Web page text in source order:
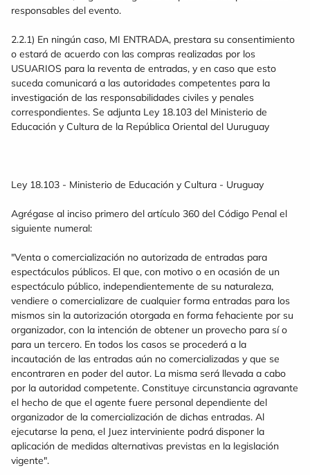
responsables del evento.
2.2.1) En ningún caso, MI ENTRADA, prestara su consentimiento
o estará de acuerdo con las compras realizadas por los
USUARIOS para la reventa de entradas, y en caso que esto
suceda comunicará a las autoridades competentes para la
investigación de las responsabilidades civiles y penales
correspondientes. Se adjunta Ley 18.103 del Ministerio de
Educación y Cultura de la República Oriental del Uuruguay
Ley 18.103 - Ministerio de Educación y Cultura - Uruguay
Agrégase al inciso primero del artículo 360 del Código Penal el
siguiente numeral:
"Venta o comercialización no autorizada de entradas para
espectáculos públicos. El que, con motivo o en ocasión de un
espectáculo público, independientemente de su naturaleza,
vendiere o comercializare de cualquier forma entradas para los
mismos sin la autorización otorgada en forma fehaciente por su
organizador, con la intención de obtener un provecho para sí o
para un tercero. En todos los casos se procederá a la
incautación de las entradas aún no comercializadas y que se
encontraren en poder del autor. La misma será llevada a cabo
por la autoridad competente. Constituye circunstancia agravante
el hecho de que el agente fuere personal dependiente del
organizador de la comercialización de dichas entradas. Al
ejecutarse la pena, el Juez interviniente podrá disponer la
aplicación de medidas alternativas previstas en la legislación
vigente".